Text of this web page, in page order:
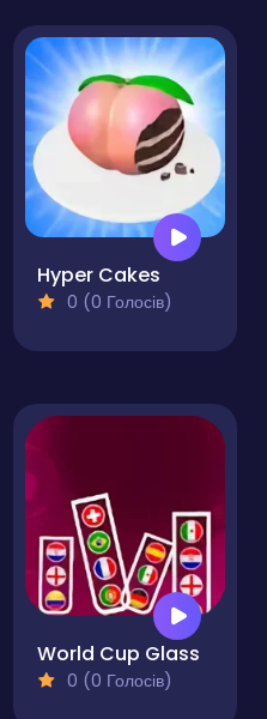
Hyper Cakes
0 (0 Голосів)
World Cup Glass
0 (0 Голосів)